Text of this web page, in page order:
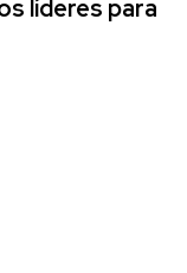
líderes para